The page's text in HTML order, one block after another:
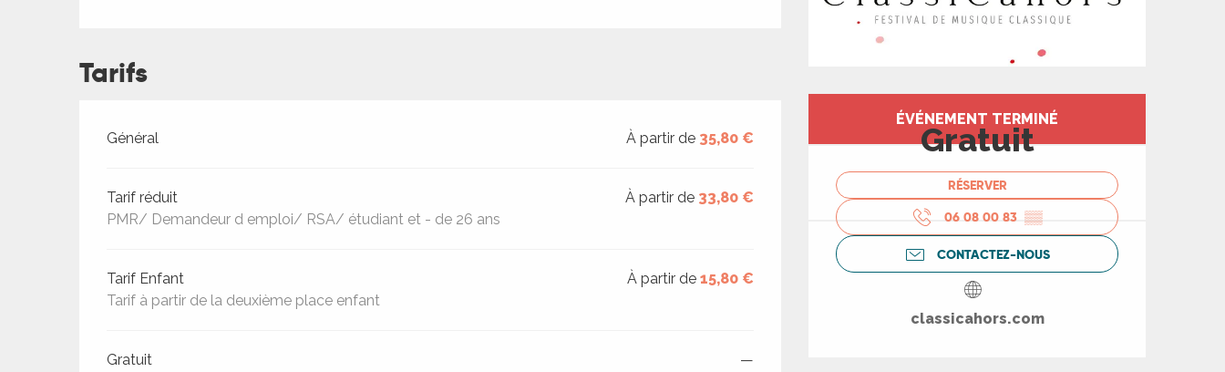
Ouverture et
ÉVÉNEMENT TERMINÉ
Gratuit
RÉSERVER
06 08 00 83 ▒▒
CONTACTEZ-NOUS
classicahors.com
Tarifs
Tarifs 2026
Général À partir de 35,80 €
Tarif réduit
PMR/ Demandeur d emploi/ RSA/ étudiant et - de 26 ans
À partir de 33,80 €
Tarif Enfant
Tarif à partir de la deuxième place enfant
À partir de15,80 €
Gratuit
—